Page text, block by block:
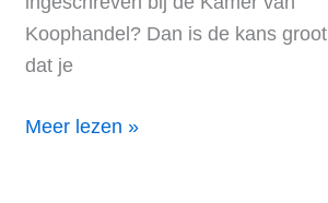
Koophandel? Dan is de kans groot
dat je
Hoe
Meer lezen »